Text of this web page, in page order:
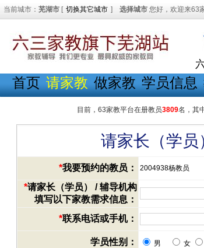
当前城市： 芜湖市 [ 切换其它城市 ] 选择城市 您好，欢迎来63
首页 请家教 做家教 学员信息
目前，63家教平台在册教员3809名，其
请家长（学员
*我要预约的教员： 2004938杨教员
*请家长（学员） / 辅导机构
填写以下家教需求信息：
*联系电话或手机：
学员性别： 男 女